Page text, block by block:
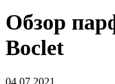
Обзор
Boclet
04.07.2021